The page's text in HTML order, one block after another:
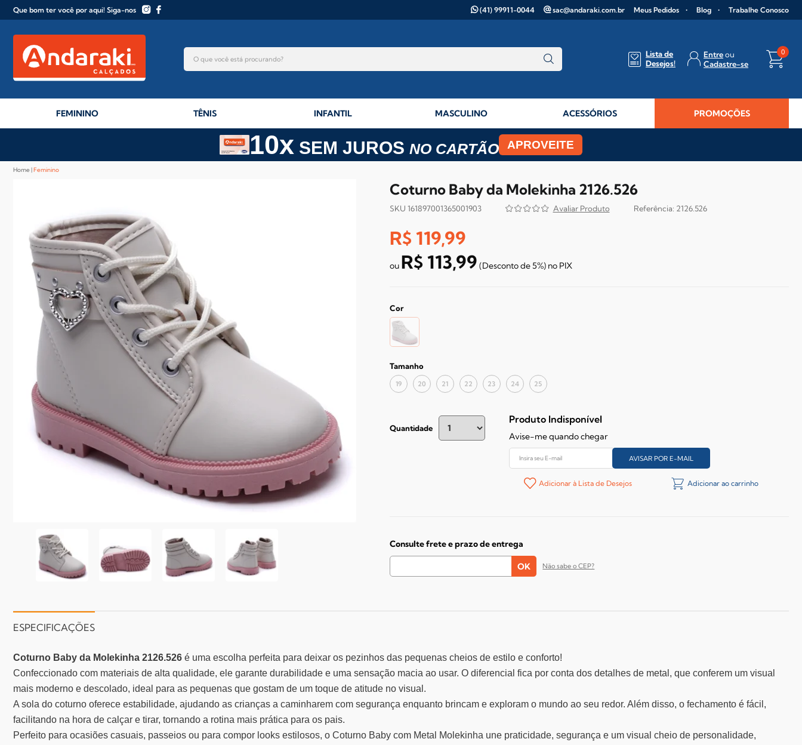
Que bom ter você por aqui! Siga-nos (41) 99911-0044 sac@andaraki.com.br Meus Pedidos Blog Trabalhe Conosco
0
Entre
Cadastre-se
Lista de
Desejos!
FEMININO TÊNIS INFANTIL MASCULINO ACESSÓRIOS PROMOÇÕES
10x SEM JUROS NO CARTÃO APROVEITE
Home Feminino
Coturno Baby da Molekinha 2126.526
SKU 161897001365001903 2126.526
R$ 119,99
R$ 113,99 (Descontode5%) no PIX
Cor
Tamanho
19 20 21 22 23 24 25
Quantidade
Produto Indisponível
Avise-me quando chegar
Adicionar à Lista de Desejos Adicionar ao carrinho
Consulte frete e prazo de entrega
Não sabe o CEP?
ESPECIFICAÇÕES
Coturno Baby da Molekinha 2126.526 é uma escolha perfeita para deixar os pezinhos das pequenas cheios de estilo e conforto!
Confeccionado com materiais de alta qualidade, ele garante durabilidade e uma sensação macia ao usar. O diferencial fica por conta dos detalhes de metal, que conferem um visual
mais moderno e descolado, ideal para as pequenas que gostam de um toque de atitude no visual.
A sola do coturno oferece estabilidade, ajudando as crianças a caminharem com segurança enquanto brincam e exploram o mundo ao seu redor. Além disso, o fechamento é fácil,
facilitando na hora de calçar e tirar, tornando a rotina mais prática para os pais.
Perfeito para ocasiões casuais, passeios ou para compor looks estilosos, o Coturno Baby com Metal Molekinha une praticidade, segurança e um visual cheio de personalidade,